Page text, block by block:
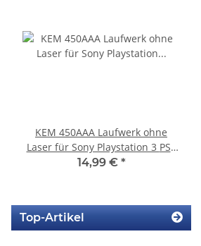
KEM 450AAA Laufwerk ohne
Laser für Sony Playstation 3 PS3
Slim gebraucht
14,99 € *
Top-Artikel